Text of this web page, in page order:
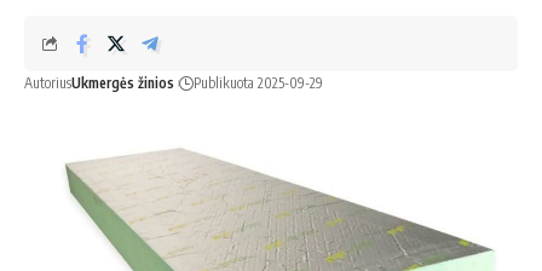
AutoriusUkmergės žinios Publikuota 2025-09-29